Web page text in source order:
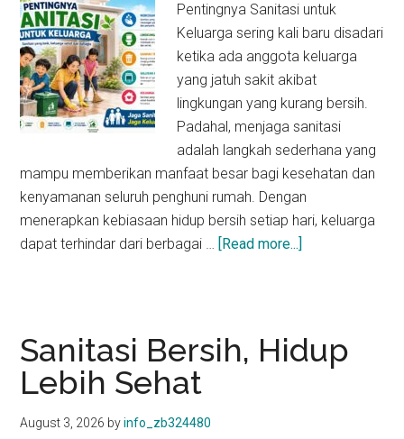
Pentingnya Sanitasi untuk
Keluarga sering kali baru disadari
ketika ada anggota keluarga
yang jatuh sakit akibat
lingkungan yang kurang bersih.
Padahal, menjaga sanitasi
adalah langkah sederhana yang
mampu memberikan manfaat besar bagi kesehatan dan
kenyamanan seluruh penghuni rumah. Dengan
menerapkan kebiasaan hidup bersih setiap hari, keluarga
dapat terhindar dari berbagai … [Read more...]
Keluarga
Sanitasi Bersih, Hidup
Lebih Sehat
August 3, 2026 byinfo_zb324480